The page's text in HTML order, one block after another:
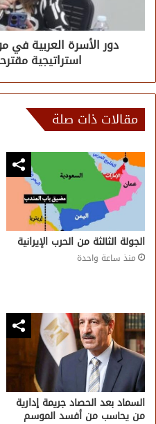
دور الأسرة العربية في
استراتيجية
مقالات ذات صلة
الجولة الثالثة من الحرب الإيرانية
منذ ساعة واحدة
السماد بعد الحصاد جريمة إدارية
من يحاسب من أفسد الموسم